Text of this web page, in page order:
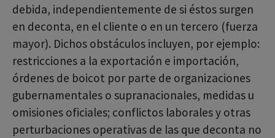
debida, independientemente de si éstos surgen
en deconta, en el cliente o en un tercero (fuerza
mayor). Dichos obstáculos incluyen, por ejemplo:
restricciones a la exportación e importación,
órdenes de boicot por parte de organizaciones
gubernamentales o supranacionales, medidas u
omisiones oficiales; conflictos laborales y otras
perturbaciones operativas de las que deconta no